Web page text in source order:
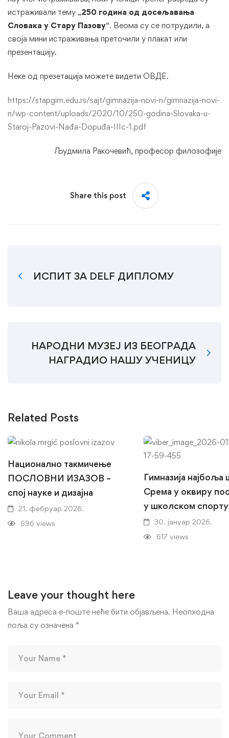
истраживали тему „250 година од досељавања
Словака у Стару Пазову“. Веома су се потрудили, а
своја мини истраживања преточили у плакат или
презентацију.
Неке од презетација можете видети ОВДЕ.
https://stapgim.edu.rs/sajt/gimnazija-novi-n/gimnazija-novi-
n/wp-content/uploads/2020/10/250-godina-Slovaka-u-
Staroj-Pazovi-Nađa-Dopuđa-IIIc-1.pdf
Људмила Ракочевић, професор филозофије
Share this post
ИСПИТ ЗА DELF ДИПЛОМУ
НАРОДНИ МУЗЕЈ ИЗ БЕОГРАДА
НАГРАДИО НАШУ УЧЕНИЦУ
Related Posts
Национално такмичење
ПОСЛОВНИ ИЗАЗОВ –
спој науке и дизајна
21. фебруар 2026.
596 views
Гимназија најбоља
Срема у оквиру
у школском спорту
30. јануар 2026.
617 views
Leave your thought here
Ваша адреса е-поште неће бити објављена. Неопходна
поља су означена *